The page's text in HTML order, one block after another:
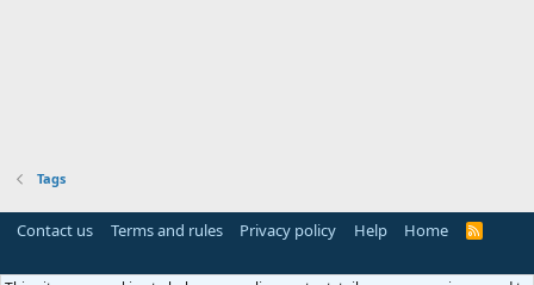
Tags
Contact us Terms and rules Privacy policy Help Home
R